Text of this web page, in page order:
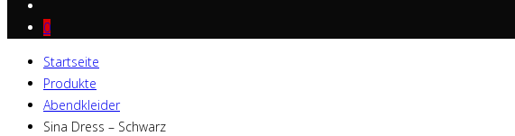
0
Startseite
Produkte
Abendkleider
Sina Dress – Schwarz